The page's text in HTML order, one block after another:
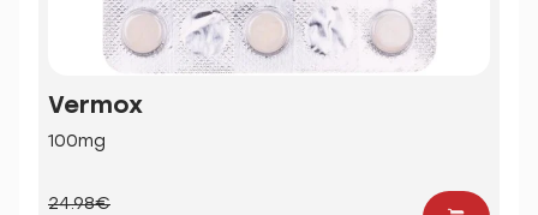
Vermox
100mg
24.98€